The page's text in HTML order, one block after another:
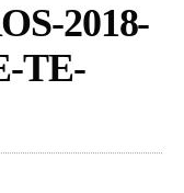
2018-
TE-